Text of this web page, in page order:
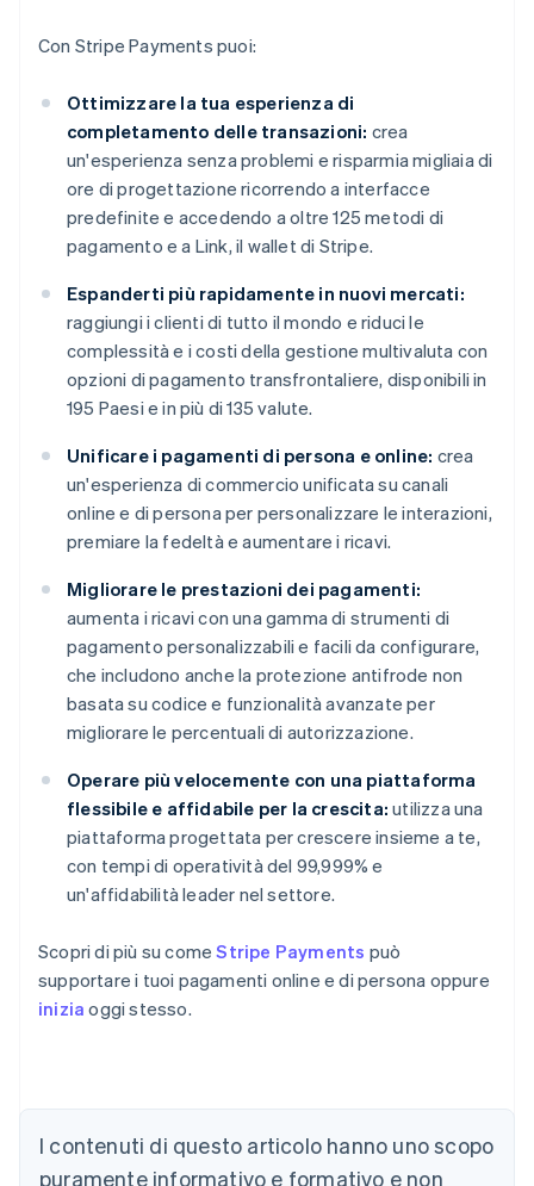
Con Stripe Payments puoi:
Ottimizzare la tua esperienza di
completamento delle transazioni: crea
un'esperienza senza problemi e risparmia migliaia di
ore di progettazione ricorrendo a interfacce
predefinite e accedendo a oltre 125 metodi di
pagamento e a Link, il wallet di Stripe.
Espanderti più rapidamente in nuovi mercati:
raggiungi i clienti di tutto il mondo e riduci le
complessità e i costi della gestione multivaluta con
opzioni di pagamento transfrontaliere, disponibili in
195 Paesi e in più di 135 valute.
Unificare i pagamenti di persona e online: crea
un'esperienza di commercio unificata su canali
online e di persona per personalizzare le interazioni,
premiare la fedeltà e aumentare i ricavi.
Migliorare le prestazioni dei pagamenti:
aumenta i ricavi con una gamma di strumenti di
pagamento personalizzabili e facili da configurare,
che includono anche la protezione antifrode non
basata su codice e funzionalità avanzate per
migliorare le percentuali di autorizzazione.
Operare più velocemente con una piattaforma
flessibile e affidabile per la crescita: utilizza una
piattaforma progettata per crescere insieme a te,
con tempi di operatività del 99,999% e
un'affidabilità leader nel settore.
Scopri di più su comeStripe Payments può
supportare i tuoi pagamenti online e di persona oppure
inizia oggi stesso.
I contenuti di questo articolo hanno uno scopo
puramente informativo e formativo e non
Australia